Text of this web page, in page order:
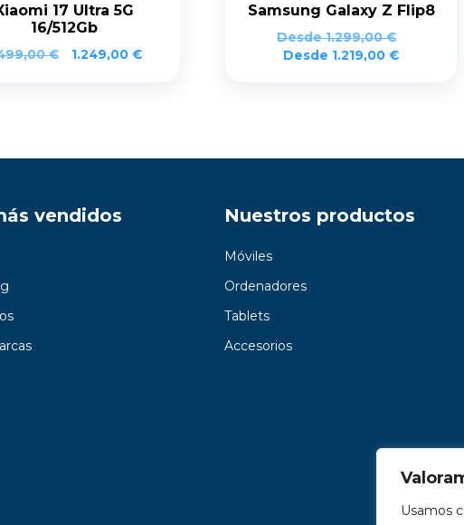
Usamos
17 Ultra 5G
16/512Gb
€ 1.249,00 €
Samsung Galaxy Z Flip8
Desde1.299,00€
Desde 1.219,00 €
vendidos Nuestros productos
Móviles
Ordenadores
Tablets
Accesorios